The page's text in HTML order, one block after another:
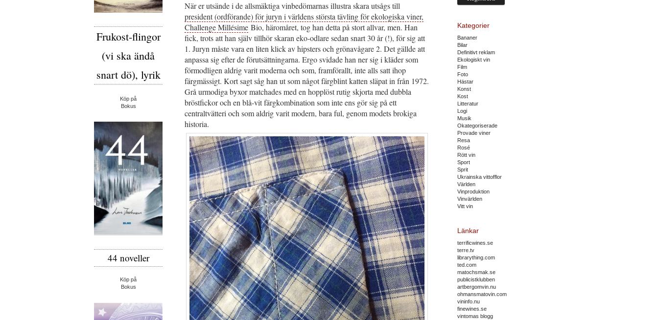
När er utsände i de allsmäktiga vinbedömarnas illustra skara utsågs till
president (ordförande) för juryn i världens största tävling för ekologiska viner,
Challenge Millésime Bio, häromåret, tog han detta på stort allvar, men. Han
fick, trots att han själv tillhör skaran eko-odlare sedan snart 30 år (!), för sig att
1. Juryn måste vara en liten klick av hipsters och grönavågare 2. Det gällde att
anpassa sig efter de förutsättningarna. Ergo svidade han ner sig i kläder som
förmodligen aldrig varit moderna och som, framförallt, inte alls satt ihop
färgmässigt. Kort sagt såg han ut som något färgblint katten släpat in från 1972.
Grå urmodiga byxor matchades med en hopplöst rutig skjorta med dubbla
bröstfickor och en blå-vit färgkombination som inte ens gör sig på ett
centraltvätteri och som aldrig varit modern, bara ful, genom modets brokiga
historia.
Kategorier
Bananer
Bilar
Definitivt reklam
Ekologiskt vin
Film
Foto
Hästar
Konst
Kost
Litteratur
Logi
Musik
Okategoriserade
Provade viner
Resa
Rosé
Rött vin
Sport
Sprit
Ukrainska vittofflor
Världen
Vinproduktion
Vinvärlden
Vitt vin
Länkar
terrificwines.se
terre.tv
librarything.com
ted.com
matochsmak.se
publicistklubben
artbergomvin.nu
ohmansmatovin.com
vininfo.nu
finewines.se
vintomas blogg
Frukost-flingor
(vi ska ändå
snart dö), lyrik
Köp på
Bokus
44 noveller
Köp på
Bokus